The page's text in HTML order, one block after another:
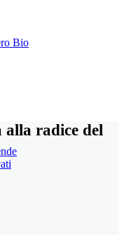
Bio
alla radice del